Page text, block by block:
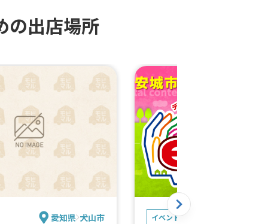
の出店場所
愛知県 犬山市 イベント